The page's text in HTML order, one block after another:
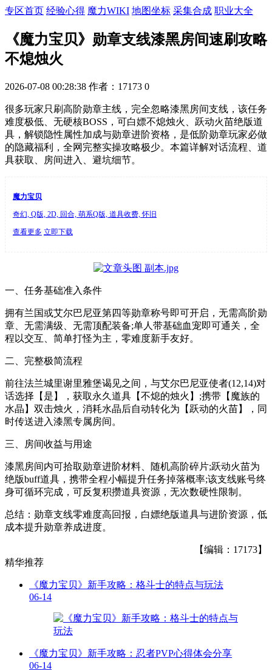
专区首页 经验心得 魔力WIKI 地图坐标 采集合成 职业大全
《魔力宝贝》勋章支线漆黑房间速刷攻略
不熄烛火
2026-07-08 00:28:38 作者：17173 0
很多玩家只刷高阶勋章主线，完全忽略漆黑房间支线，该任务
难度极低、无硬核BOSS，可白嫖不熄烛火、跃动火苗绝版道
具，解锁隐性属性加成与勋章进阶资格，是低阶勋章玩家必做
的隐藏福利，全网完整实操攻略极少。本篇详解对话流程、道
具获取、房间进入、避坑细节。
魔力宝贝
奇幻, Q版, 2D, 回合, 萌系Q版, 道具收费, 怀旧
查看更多 立即下载
一、任务基础准入条件
拥有兰国或艾尔巴尼亚第四等勋章称号即可开启，无需高阶勋
章、无需满级、无需顶配装备;单人带基础血宠即可通关，全
程以交互、简单打怪为主，零难度新手友好。
二、完整极简流程
前往法兰城里谢里雅堡谒见之间，与艾尔巴尼亚使者(12,14)对
话选择【是】，获取永久道具【不熄的烛火】;携带【魔族的
水晶】双击烛火，消耗水晶后自动转化为【跃动的火苗】，同
时传送进入漆黑专属房间。
三、房间收益与用途
漆黑房间内可拾取勋章进阶材料、随机高阶碎片;跃动火苗为
绝版buff道具，携带全程小幅提升任务掉落概率;该支线账号终
身可循环完成，可反复积攒道具资源，无次数硬性限制。
总结：勋章支线零难度高回报，白嫖绝版道具与进阶资源，低
成本提升勋章养成进度。
【编辑：17173】
精华推荐
《魔力宝贝》新手攻略：格斗士的特点与玩法
06-14
《魔力宝贝》新手攻略：忍者PVP心得体会分享
06-14